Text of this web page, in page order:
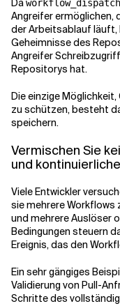
Daworkflow_dispatch
Angreifer ermöglichen,
der Arbeitsablauf läuft,
Geheimnisse des
Angreifer
Repositorys hat.
Die einzige
zu schützen, besteht
speichern.
Vermischen Sie
und
Viele Entwickler
sie mehrere Workflows
und mehrere Auslöser
Bedingungen steuern
Ereignis, das den
Ein sehr gängiges
Validierung von Pull-
Schritte des